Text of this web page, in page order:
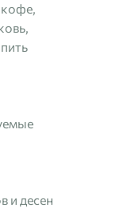
кофе,
и десен